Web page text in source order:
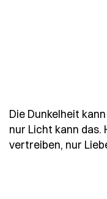
Die Dunkelheit
nur Licht kann das.
vertreiben, nur